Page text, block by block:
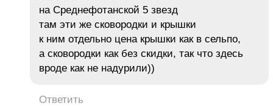
на Среднефотанской 5 звезд
там эти же сковородки и крышки
к ним отдельно цена крышки как в сельпо,
а сковородки как без скидки, так что здесь
вроде как не надурили))
Ответить